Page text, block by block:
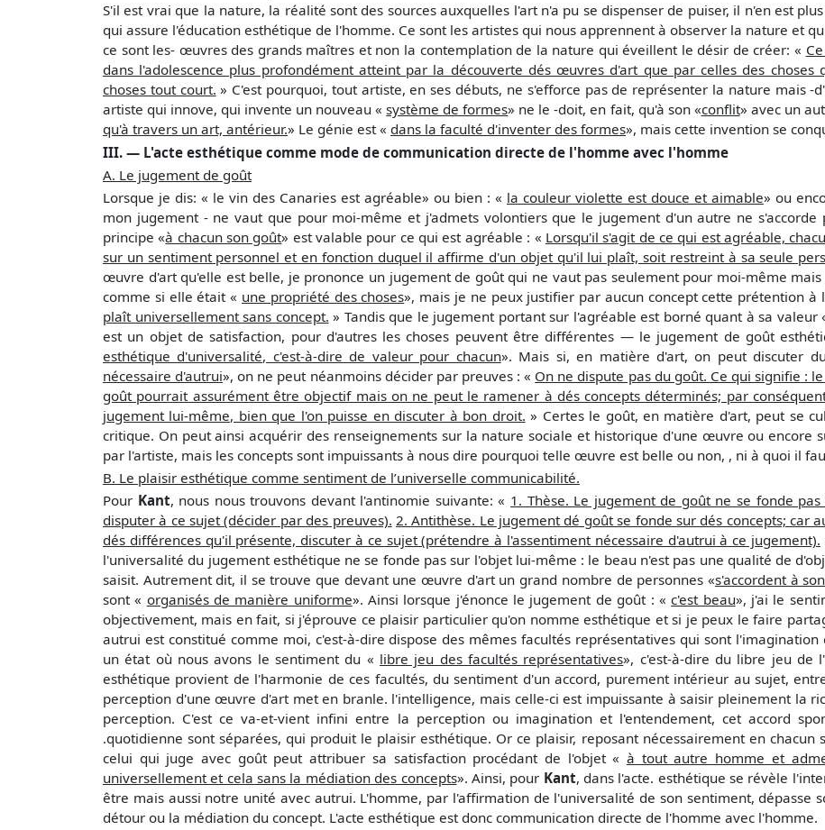
S'il est vrai que la nature, la réalité sont des sources auxquelles l'art n'a pu se dispenser de puiser, il n'en est
qui assure l'éducation esthétique de l'homme. Ce sont les artistes qui nous apprennent à observer la nature et
ce sont les- œuvres des grands maîtres et non la contemplation de la nature qui éveillent le désir de créer: «
dans l'adolescence plus profondément atteint par la découverte dés œuvres d'art que par celles des choses
choses tout court. » C'est pourquoi, tout artiste, en ses débuts, ne s'efforce pas de représenter la nature mais
artiste qui innove, qui invente un nouveau «système de formes» ne le -doit, en fait, qu'à son «conflit» avec un
qu'à travers un art, antérieur.» Le génie est « dans la faculté d'inventer des formes», mais cette invention se
III. — L'acte esthétique comme mode de communication directe de l'homme avec l'homme
A. Le jugement de goût
Lorsque je dis: « le vin des Canaries est agréable» ou bien : « la couleur violette est douce et aimable» ou
mon jugement - ne vaut que pour moi-même et j'admets volontiers que le jugement d'un autre ne s'accorde
principe «à chacun son goût» est valable pour ce qui est agréable : « Lorsqu'il s'agit de ce qui est agréable,
sur un sentiment personnel et en fonction duquel il affirme d'un objet qu'il lui plaît, soit restreint à sa seule
œuvre d'art qu'elle est belle, je prononce un jugement de goût qui ne vaut pas seulement pour moi-même
comme si elle était « une propriété des choses», mais je ne peux justifier par aucun concept cette prétention à
plaît universellement sans concept. » Tandis que le jugement portant sur l'agréable est borné quant à sa valeur
est un objet de satisfaction, pour d'autres les choses peuvent être différentes — le jugement de goût
esthétique d'universalité, c'est-à-dire de valeur pour chacun». Mais si, en matière d'art, on peut discuter
nécessaire d'autrui», on ne peut néanmoins décider par preuves : « On ne dispute pas du goût. Ce qui signifie :
goût pourrait assurément être objectif mais on ne peut le ramener à dés concepts déterminés; par
jugement lui-même, bien que l'on puisse en discuter à bon droit. » Certes le goût, en matière d'art, peut se
critique. On peut ainsi acquérir des renseignements sur la nature sociale et historique d'une œuvre ou encore
par l'artiste, mais les concepts sont impuissants à nous dire pourquoi telle œuvre est belle ou non, , ni à quoi il
B. Le plaisir esthétique comme sentiment de l’universelle communicabilité.
Pour Kant, nous nous trouvons devant l'antinomie suivante: « 1. Thèse. Le jugement de goût ne se fonde
disputer à ce sujet (décider par des preuves). 2. Antithèse. Le jugement dé goût se fonde sur dés concepts; car
dés différences qu'il présente, discuter à ce sujet (prétendre à l'assentiment nécessaire d'autrui à ce jugement).
l'universalité du jugement esthétique ne se fonde pas sur l'objet lui-même : le beau n'est pas une qualité de
saisit. Autrement dit, il se trouve que devant une œuvre d'art un grand nombre de personnes «s'accordent à
sont « organisés de manière uniforme». Ainsi lorsque j'énonce le jugement de goût : «c'est beau», j'ai le
objectivement, mais en fait, si j'éprouve ce plaisir particulier qu'on nomme esthétique et si je peux le faire
autrui est constitué comme moi, c'est-à-dire dispose des mêmes facultés représentatives qui sont
un état où nous avons le sentiment du « libre jeu des facultés représentatives», c'est-à-dire du libre jeu de
esthétique provient de l'harmonie de ces facultés, du sentiment d'un accord, purement intérieur au sujet,
perception d'une œuvre d'art met en branle. l'intelligence, mais celle-ci est impuissante à saisir pleinement la
perception. C'est ce va-et-vient infini entre la perception ou imagination et l'entendement, cet accord
.quotidienne sont séparées, qui produit le plaisir esthétique. Or ce plaisir, reposant nécessairement en
celui qui juge avec goût peut attribuer sa satisfaction procédant de l'objet «à tout autre homme et
universellement et cela sans la médiation des concepts». Ainsi, pour Kant, dans l'acte. esthétique se révèle
être mais aussi notre unité avec autrui. L'homme, par l'affirmation de l'universalité de son sentiment, dépasse
détour ou la médiation du concept. L'acte esthétique est donc communication directe de l'homme avec l'homme.